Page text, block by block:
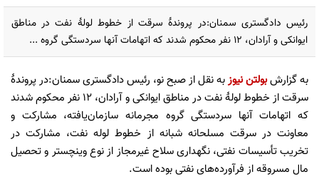
رئیس‌ دادگستری سمنان:در پروندۀ سرقت از خطوط لولۀ نفت در مناطق
ایوانکی و آرادان، ۱۲ نفر محکوم شدند که اتهامات آنها سردستگی گروه ...
به گزارشبولتن نیوزبه نقل از صبح نو، رئیس‌ دادگستری سمنان:در پروندۀ
سرقت از خطوط لولۀ نفت در مناطق ایوانکی و آرادان، ۱۲ نفر محکوم شدند
که اتهامات آنها سردستگی گروه مجرمانه سازمان‌یافته، مشارکت و
معاونت در سرقت مسلحانه شبانه از خطوط لوله نفت، مشارکت در
تخریب تأسیسات نفتی، نگهداری سلاح غیرمجاز از نوع وینچستر و تحصیل
مال مسروقه از فرآورده‌های نفتی بوده است.